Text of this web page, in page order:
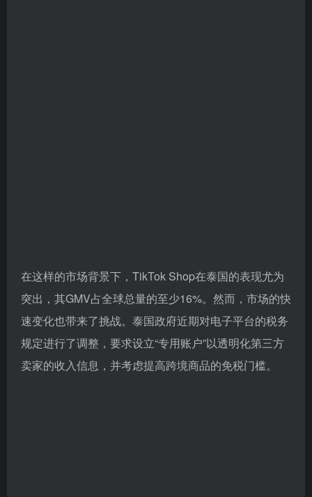
在这样的市场背景下，TikTok Shop在泰国的表现尤为
突出，其GMV占全球总量的至少16%。然而，市场的快
速变化也带来了挑战。泰国政府近期对电子平台的税务
规定进行了调整，要求设立“专用账户”以透明化第三方
卖家的收入信息，并考虑提高跨境商品的免税门槛。